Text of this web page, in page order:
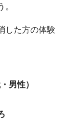
した方の体験
男性）